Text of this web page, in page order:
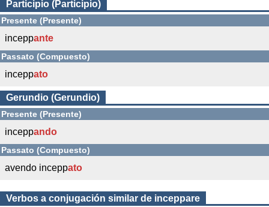
Participio (Participio)
Presente (Presente)
inceppante
Passato (Compuesto)
inceppato
Gerundio (Gerundio)
Presente (Presente)
inceppando
Passato (Compuesto)
avendo inceppato
Verbos a conjugación similar de inceppare